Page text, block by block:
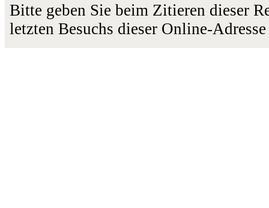
Bitte geben Sie beim Zitieren dieser
letzten Besuchs dieser Online-Adresse